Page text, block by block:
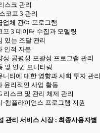
스크 관리
코프 3 관리
업체 관여 프로그램
프 3 데이터 수집과 모델링
있는 조달 관리
인적 자본
성·공평성·포괄성 프로그램 관리
및 인권 모니터링
니티에 대한 영향과 사회 투자 관리
윤리적인 사업 활동
리스크 및 관리 체제 관리
·컴플라이언스 프로그램 지원
관리 서비스 시장 : 최종사용자별